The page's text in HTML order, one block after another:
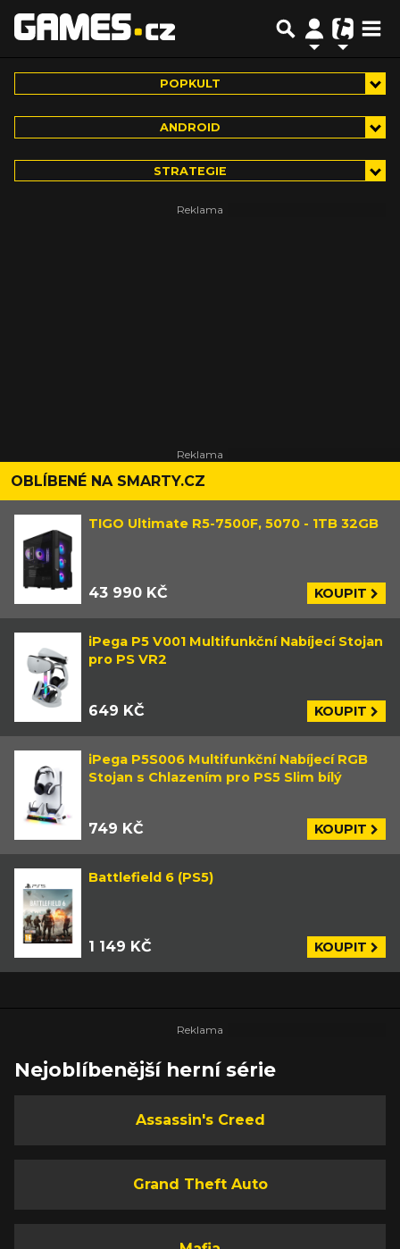
POPKULT
ANDROID
STRATEGIE
OBLÍBENÉ NA SMARTY.CZ
TIGO Ultimate R5-7500F, 5070 - 1TB 32GB
43 990 KČ KOUPIT
iPega P5 V001 Multifunkční Nabíjecí Stojan
pro PS VR2
649 KČ KOUPIT
iPega P5S006 Multifunkční Nabíjecí RGB
Stojan s Chlazením pro PS5 Slim bílý
749 KČ KOUPIT
Battlefield 6 (PS5)
1 149 KČ KOUPIT
Nejoblíbenější herní série
Assassin's Creed
Grand Theft Auto